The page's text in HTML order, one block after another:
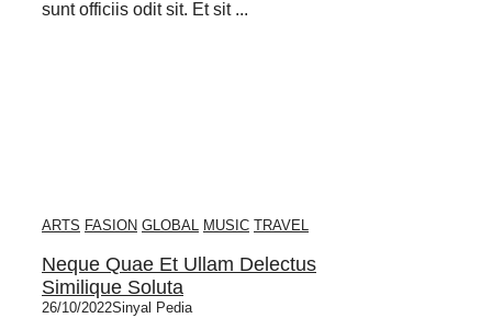
sunt officiis odit sit. Et sit ...
ARTS FASION GLOBAL MUSIC TRAVEL
Neque Quae Et Ullam Delectus
Similique Soluta
26/10/2022Sinyal Pedia